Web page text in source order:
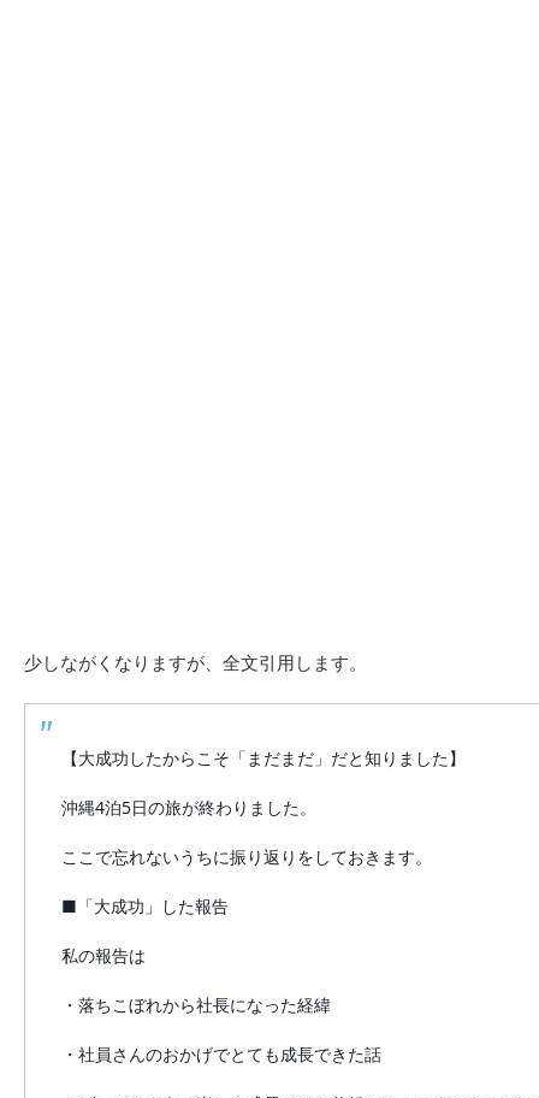
少しながくなりますが、全文引用します。
【大成功したからこそ「まだまだ」だと知りました】
沖縄4泊5日の旅が終わりました。
ここで忘れないうちに振り返りをしておきます。
■「大成功」した報告
私の報告は
・落ちこぼれから社長になった経緯
・社員さんのおかげでとても成長できた話